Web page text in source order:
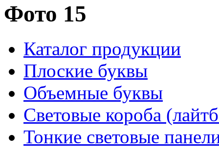
Фото 15
Каталог продукции
Плоские буквы
Объемные буквы
Световые короба
Тонкие световые